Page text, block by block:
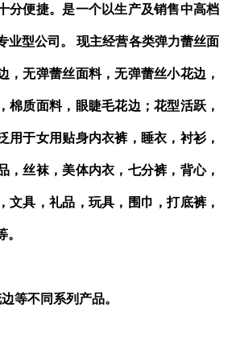
分便捷。是一个以生产及销售中高档
业型公司。 现主经营各类弹力蕾丝面
，无弹蕾丝面料，无弹蕾丝小花边，
棉质面料，眼睫毛花边；花型活跃，
用于女用贴身内衣裤，睡衣，衬衫，
，丝袜，美体内衣，七分裤，背心，
文具，礼品，玩具，围巾，打底裤，
等不同系列产品。